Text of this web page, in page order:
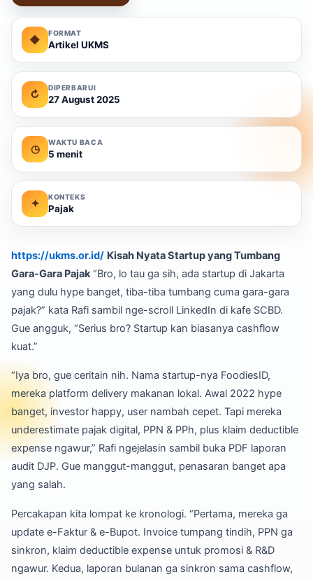
◆
FORMAT
Artikel UKMS
↻
DIPERBARUI
27 August 2025
◷
WAKTU BACA
5 menit
✦
KONTEKS
Pajak
https://ukms.or.id/ Kisah Nyata Startup yang Tumbang
Gara-Gara Pajak“Bro, lo tau ga sih, ada startup di Jakarta
yang dulu hype banget, tiba-tiba tumbang cuma gara-gara
pajak?” kata Rafi sambil nge-scroll LinkedIn di kafe SCBD.
Gue angguk, “Serius bro? Startup kan biasanya cashflow
kuat.”
“Iya bro, gue ceritain nih. Nama startup-nya FoodiesID,
mereka platform delivery makanan lokal. Awal 2022 hype
banget, investor happy, user nambah cepet. Tapi mereka
underestimate pajak digital, PPN & PPh, plus klaim deductible
expense ngawur,” Rafi ngejelasin sambil buka PDF laporan
audit DJP. Gue manggut-manggut, penasaran banget apa
yang salah.
Percakapan kita lompat ke kronologi. “Pertama, mereka ga
update e-Faktur & e-Bupot. Invoice tumpang tindih, PPN ga
sinkron, klaim deductible expense untuk promosi & R&D
ngawur. Kedua, laporan bulanan ga sinkron sama cashflow,